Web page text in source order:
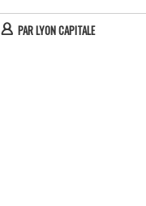
PARLYON CAPITALE